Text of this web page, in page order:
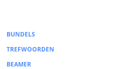
BUNDELS
TREFWOORDEN
BEAMER